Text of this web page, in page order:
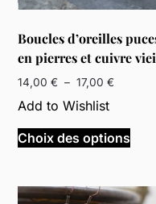
Boucles d’oreilles
en pierres et cuivre
14,00€ – 17,00€
14,00 €
à
Add to Wishlist
Choix des options